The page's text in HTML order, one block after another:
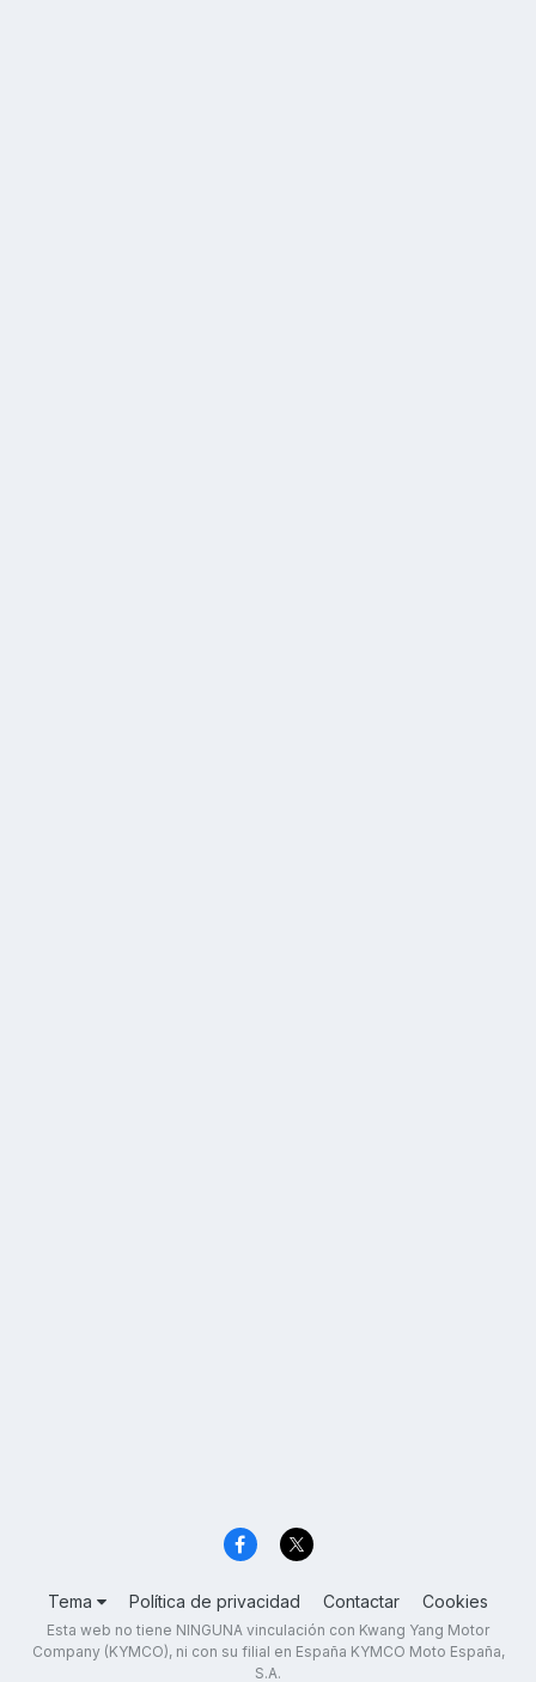
Tema Política de privacidad Contactar Cookies
Esta web no tiene NINGUNA vinculación con Kwang Yang Motor
Company (KYMCO), ni con su filial en España KYMCO Moto España,
S.A.